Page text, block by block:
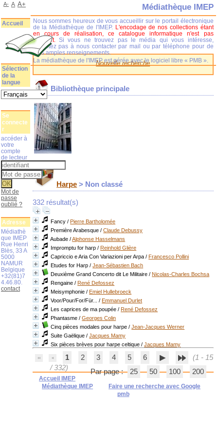
Nouvelle recherche
Bibliothèque principale
Harpe > Non classé
332 résultat(s)
Fancy /Pierre Bartholomée
Première Arabesque /Claude Debussy
Aubade /Alphonse Hasselmans
Impromptu for harp /Reinhold Glière
Capriccio e Aria Con Variazioni per Arpa /Francesco Pollini
Etudes for Harp /Jean-Sébastien Bach
Deuxième Grand Concerto dit Le Militaire /Nicolas-Charles Bochsa
Rengaine /René Defossez
Meisymphonie /Emiel Hullebroeck
Voor/Pour/For/Für...
/Emmanuel Durlet
Les caprices de ma poupée /René Defossez
Phantasme /Georges Colin
Cinq pièces modales pour harpe /Jean-Jacques Werner
Suite Gaëlique /Jacques Mamy
Six pièces brèves pour harpe celtique /Jacques Mamy
1 2 3 4 5 6
(1 - 15
/ 332)
Par page : 25 50 100 200
Accueil IMEP
Médiathèque IMEP
Faire une recherche avec Google
pmb
Médiathèque IMEP
Nous sommes heureux de vous accueillir sur le portail électronique
de la Médiathèque de l'IMEP. L'encodage de nos collections étant
en cours de réalisation, ce catalogue informatique n'est pas
complet.
Si vous ne trouvez pas le média qui vous intéresse,
n'hésitez pas à nous contacter par mail ou par téléphone pour de
plus amples renseignements.
La médiathèque de l'IMEP est gérée avec le logiciel libre « PMB ».
A- A A+
Accueil
Sélection
de la
langue
Se
connecte
r
accéder à
votre
compte
de lecteur
Mot de
passe
oublié ?
Adresse
Médiathè
que IMEP
Rue Henri
Blès, 33 A
5000
NAMUR
Belgique
+32(81)7
4.46.80.
contact